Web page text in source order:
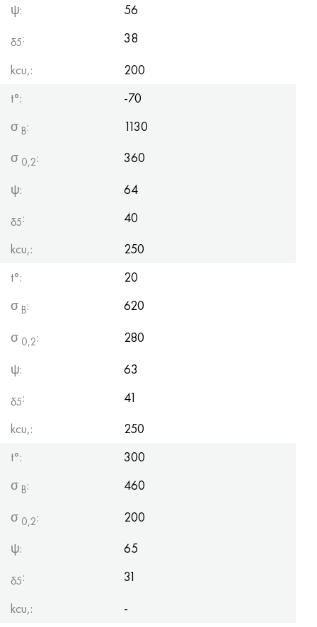
ψ:
56
δ5:
38
kcu,:
200
t°:
-70
σ B:
1130
σ 0,2:
360
ψ:
64
δ5:
40
kcu,:
250
t°:
20
σ B:
620
σ 0,2:
280
ψ:
63
δ5:
41
kcu,:
250
t°:
300
σ B:
460
σ 0,2:
200
ψ:
65
δ5:
31
kcu,:
-